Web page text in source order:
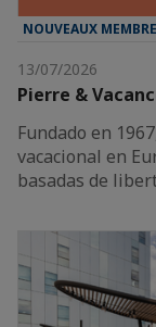
NOUVEAUX
13/07/2026
Pierre &
Fundado en
vacacional en
basadas de